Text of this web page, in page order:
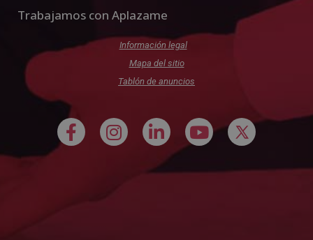
Trabajamos con Aplazame
Información legal
Mapa del sitio
Tablón de anuncios